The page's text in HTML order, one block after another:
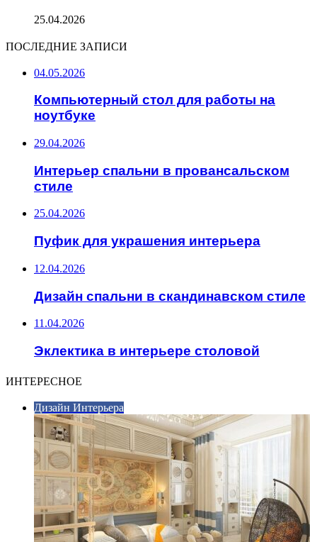
25.04.2026
ПОСЛЕДНИЕ ЗАПИСИ
04.05.2026
Компьютерный стол для работы на
ноутбуке
29.04.2026
Интерьер спальни в провансальском
стиле
25.04.2026
Пуфик для украшения интерьера
12.04.2026
Дизайн спальни в скандинавском стиле
11.04.2026
Эклектика в интерьере столовой
ИНТЕРЕСНОЕ
Дизайн Интерьера